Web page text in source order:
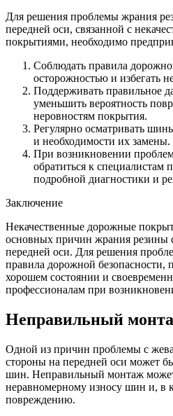
Для решения проблемы жрания
передней оси, связанной с
покрытиями, необходимо
Соблюдать правила
осторожностью и избегать
Поддерживать правильное
уменьшить вероятность
неровностям покрытия.
Регулярно осматривать
и необходимости их замены.
При возникновении
обратиться к
подробной диагностики и
Заключение
Некачественные дорожные
основных причин жрания резины
передней оси. Для решения
правила дорожной
хорошем состоянии и
профессионалам при
Неправильный
Одной из причин проблемы с
стороны на передней оси может
шин. Неправильный монтаж
неравномерному износу шин и, в
повреждению.